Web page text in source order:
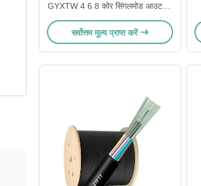
GYXTW 4 6 8 कोर सिंगलमोड आउटडोर
डक्ट आर्मर्ड फाइबर ऑप्टिक केबल
सर्वोत्तम मूल्य प्राप्त करें